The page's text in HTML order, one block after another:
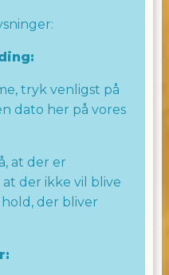
danser eller blot
lige noget for dig,
med til en virkelig
tryk venligst på
dato her på vores
at der er
der ikke vil blive
der bliver